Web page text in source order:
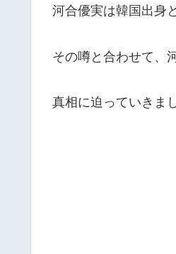
河合優実は韓国出身
その噂と合わせて、
真相に迫っていきま